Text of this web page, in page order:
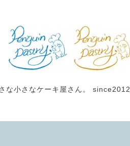
な小さなケーキ屋さん。 since2012